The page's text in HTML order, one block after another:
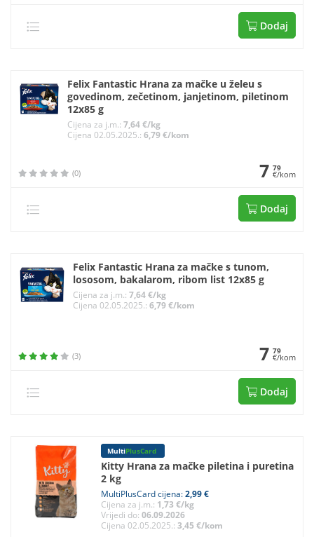
Dodaj
Felix Fantastic Hrana za mačke u želeu s
govedinom, zečetinom, janjetinom, piletinom
12x85 g
Cijena za j.m.: 7,64 €/kg
Cijena 02.05.2025.: 6,79 €/kom
(0) 7 79
€/kom
Dodaj
Felix Fantastic Hrana za mačke s tunom,
lososom, bakalarom, ribom list 12x85 g
Cijena za j.m.:7,64 €/kg
Cijena 02.05.2025.:6,79 €/kom
(3) 7 79
€/kom
Dodaj
MultiPlusCard
Kitty Hrana za mačke piletina i puretina
2 kg
MultiPlusCard cijena:2,99 €
Cijena za j.m.: 1,73 €/kg
Vrijedi do:06.09.2026
Cijena 02.05.2025.:3,45 €/kom